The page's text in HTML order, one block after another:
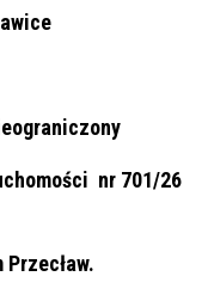
nr 701/26